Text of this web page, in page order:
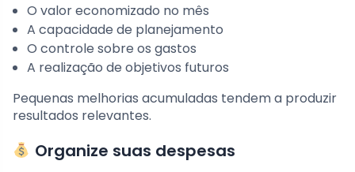
O valor economizado no mês
A capacidade de planejamento
O controle sobre os gastos
A realização de objetivos futuros
Pequenas melhorias acumuladas tendem a produzir
resultados relevantes.
Organize suas despesas